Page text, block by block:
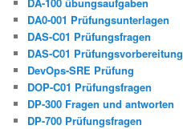
DA-100 übungsaufgaben
DA0-001 Prüfungsunterlagen
DAS-C01 Prüfungsfragen
DAS-C01 Prüfungsvorbereitung
DevOps-SRE Prüfung
DOP-C01 Prüfungsfragen
DP-300 Fragen und antworten
DP-700 Prüfungsfragen